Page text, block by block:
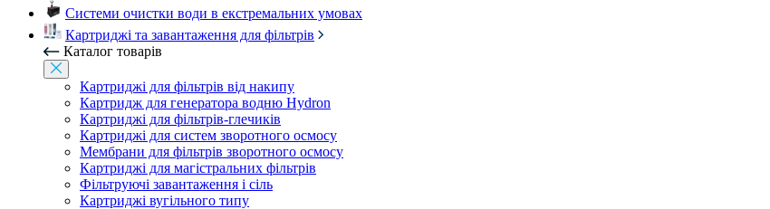
Системи очистки води в екстремальних умовах
Картриджі та завантаження для фільтрів
Каталог товарів
Картриджі для фільтрів від накипу
Картридж для генератора водню Hydron
Картриджі для фільтрів-глечиків
Картриджі для систем зворотного осмосу
Мембрани для фільтрів зворотного осмосу
Картриджі для магістральних фільтрів
Фільтруючі завантаження і сіль
Картриджі вугільного типу